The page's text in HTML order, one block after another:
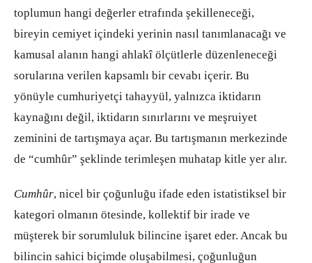
toplumun hangi değerler etrafında şekilleneceği,
bireyin cemiyet içindeki yerinin nasıl tanımlanacağı ve
kamusal alanın hangi ahlakî ölçütlerle düzenleneceği
sorularına verilen kapsamlı bir cevabı içerir. Bu
yönüyle cumhuriyetçi tahayyül, yalnızca iktidarın
kaynağını değil, iktidarın sınırlarını ve meşruiyet
zeminini de tartışmaya açar. Bu tartışmanın merkezinde
de “cumhûr” şeklinde terimleşen muhatap kitle yer alır.
Cumhûr, nicel bir çoğunluğu ifade eden istatistiksel bir
kategori olmanın ötesinde, kollektif bir irade ve
müşterek bir sorumluluk bilincine işaret eder. Ancak bu
bilincin sahici biçimde oluşabilmesi, çoğunluğun